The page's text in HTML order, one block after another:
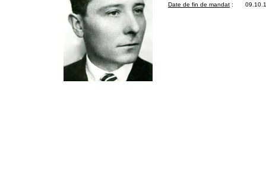
Date de fin de mandat :